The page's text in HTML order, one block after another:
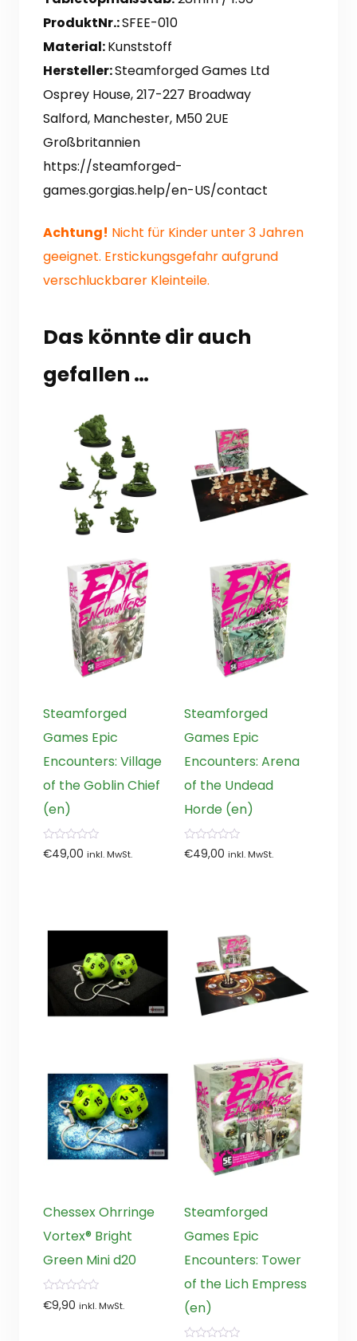
ProduktNr.:SFEE-010
Material:Kunststoff
Hersteller:Steamforged Games Ltd
Osprey House, 217-227 Broadway
Salford, Manchester, M50 2UE
Großbritannien
https://steamforged-
games.gorgias.help/en-US/contact
Achtung! Nicht für Kinder unter 3 Jahren
geeignet. Erstickungsgefahr aufgrund
verschluckbarer Kleinteile.
Das könnte dir auch
gefallen …
Steamforged
Games Epic
Encounters: Village
of the Goblin Chief
(en)
0
von
€49,00 inkl. MwSt.
Steamforged
Games Epic
Encounters: Arena
of the Undead
Horde (en)
0
von
€49,00 inkl. MwSt.
Chessex Ohrringe
Vortex® Bright
Green Mini d20
0
von
€9,90 inkl. MwSt.
Steamforged
Games Epic
Encounters: Tower
of the Lich Empress
(en)